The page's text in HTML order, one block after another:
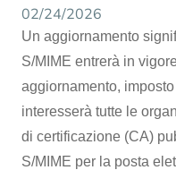
02/24/2026
Un aggiornamento
S/MIME entrerà in
aggiornamento,
interesserà tutte le
di certificazione (CA)
S/MIME per la posta